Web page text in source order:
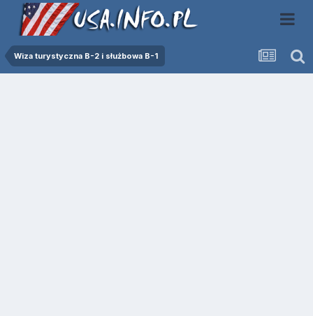
Wiza turystyczna B-2 i służbowa B-1